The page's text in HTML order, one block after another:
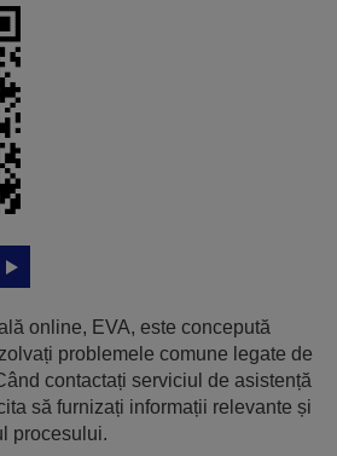
online, EVA, este concepută
problemele comune legate de
contactați serviciul de asistență
să furnizați informații relevante și
procesului.